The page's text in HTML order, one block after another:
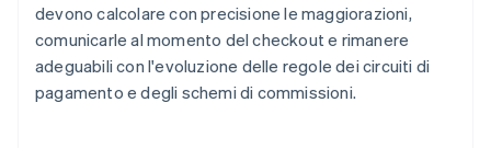
devono calcolare con precisione le maggiorazioni,
comunicarle al momento del checkout e rimanere
adeguabili con l'evoluzione delle regole dei circuiti di
pagamento e degli schemi di commissioni.